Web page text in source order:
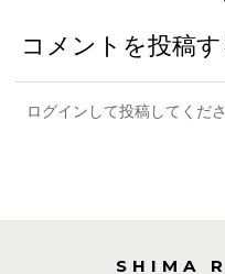
コメントを投稿す
ログインして投稿してくださ
SHIMA